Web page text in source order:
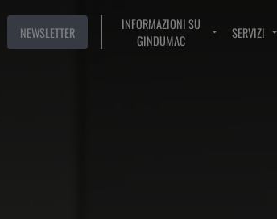
NEWSLETTER
INFORMAZIONI SU
GINDUMAC
SERVIZI